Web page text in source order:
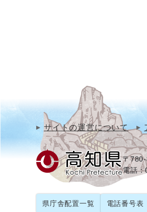
サイトの運営について
〒
電話
県庁舎配置一覧 電話番号表